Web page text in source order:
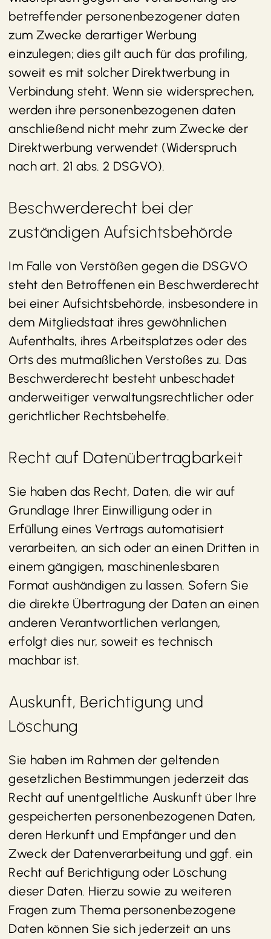
betreffender personenbezogener daten
zum Zwecke derartiger Werbung
einzulegen; dies gilt auch für das profiling,
soweit es mit solcher Direktwerbung in
Verbindung steht. Wenn sie widersprechen,
werden ihre personenbezogenen daten
anschließend nicht mehr zum Zwecke der
Direktwerbung verwendet (Widerspruch
nach art. 21 abs. 2 DSGVO).
Beschwerde­recht bei der
zuständigen Aufsichts­behörde
Im Falle von Verstößen gegen die DSGVO
steht den Betroffenen ein Beschwerderecht
bei einer Aufsichtsbehörde, insbesondere in
dem Mitgliedstaat ihres gewöhnlichen
Aufenthalts, ihres Arbeitsplatzes oder des
Orts des mutmaßlichen Verstoßes zu. Das
Beschwerderecht besteht unbeschadet
anderweitiger verwaltungsrechtlicher oder
gerichtlicher Rechtsbehelfe.
Recht auf Daten­übertrag­barkeit
Sie haben das Recht, Daten, die wir auf
Grundlage Ihrer Einwilligung oder in
Erfüllung eines Vertrags automatisiert
verarbeiten, an sich oder an einen Dritten in
einem gängigen, maschinenlesbaren
Format aushändigen zu lassen. Sofern Sie
die direkte Übertragung der Daten an einen
anderen Verantwortlichen verlangen,
erfolgt dies nur, soweit es technisch
machbar ist.
Auskunft, Berichtigung und
Löschung
Sie haben im Rahmen der geltenden
gesetzlichen Bestimmungen jederzeit das
Recht auf unentgeltliche Auskunft über Ihre
gespeicherten personenbezogenen Daten,
deren Herkunft und Empfänger und den
Zweck der Datenverarbeitung und ggf. ein
Recht auf Berichtigung oder Löschung
dieser Daten. Hierzu sowie zu weiteren
Fragen zum Thema personenbezogene
Daten können Sie sich jederzeit an uns